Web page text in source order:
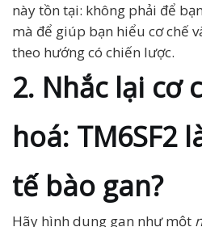
này tồn tại: không phải để
mà để giúp bạn hiểu cơ chế
theo hướng có chiến lược.
2. Nhắc lại cơ
hoá: TM6SF2
tế bào gan?
Hãy hình dung gan như một